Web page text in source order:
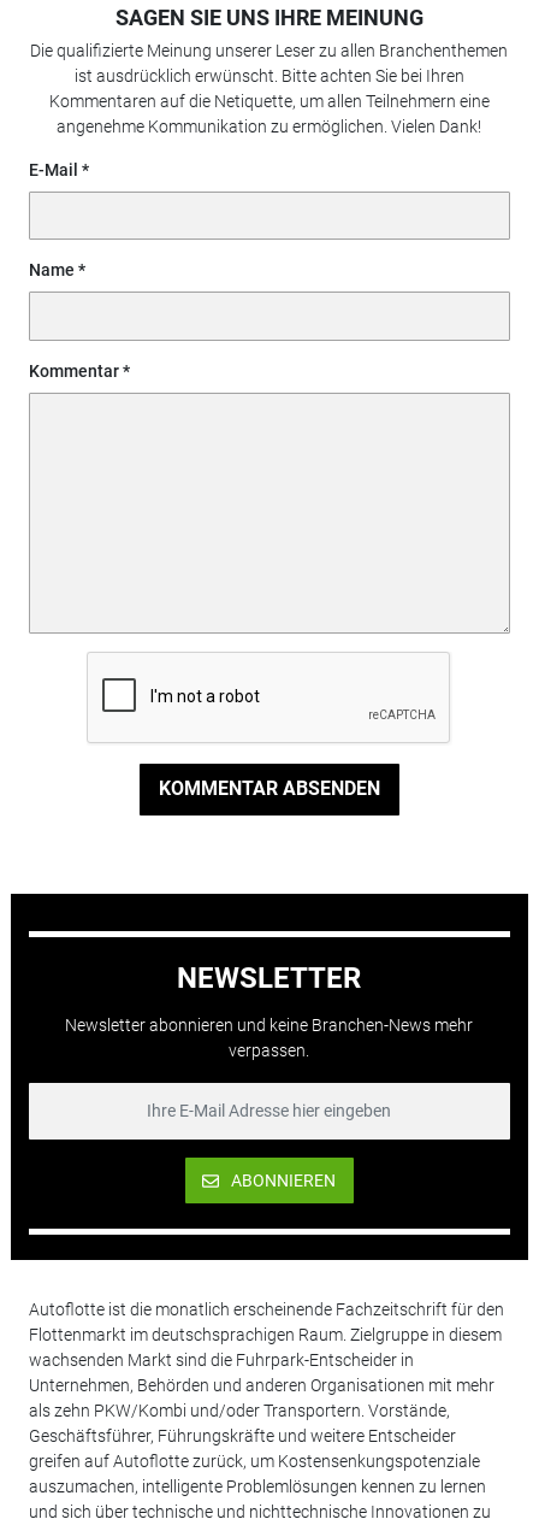
SAGEN SIE UNS IHRE MEINUNG
Die qualifizierte Meinung unserer Leser zu allen Branchenthemen
ist ausdrücklich erwünscht. Bitte achten Sie bei Ihren
Kommentaren auf die Netiquette, um allen Teilnehmern eine
angenehme Kommunikation zu ermöglichen. Vielen Dank!
E-Mail
Name
Kommentar
KOMMENTAR ABSENDEN
NEWSLETTER
Newsletter abonnieren und keine Branchen-News mehr
verpassen.
ABONNIEREN
Autoflotte ist die monatlich erscheinende Fachzeitschrift für den
Flottenmarkt im deutschsprachigen Raum. Zielgruppe in diesem
wachsenden Markt sind die Fuhrpark-Entscheider in
Unternehmen, Behörden und anderen Organisationen mit mehr
als zehn PKW/Kombi und/oder Transportern. Vorstände,
Geschäftsführer, Führungskräfte und weitere Entscheider
greifen auf Autoflotte zurück, um Kostensenkungspotenziale
auszumachen, intelligente Problemlösungen kennen zu lernen
und sich über technische und nichttechnische Innovationen zu